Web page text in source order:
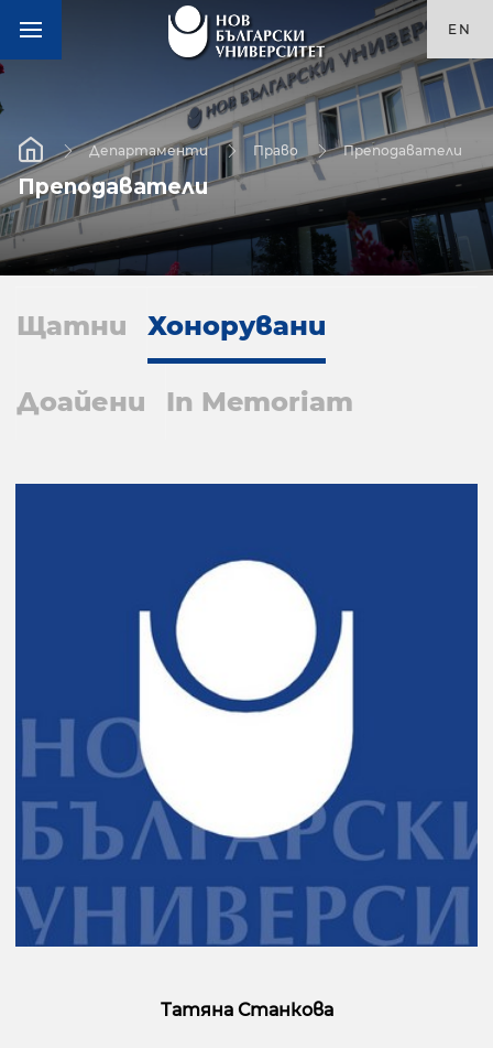
EN
Департаменти Право Преподаватели
Преподаватели
Щатни Хонорувани
Доайени In Memoriam
Татяна Станкова